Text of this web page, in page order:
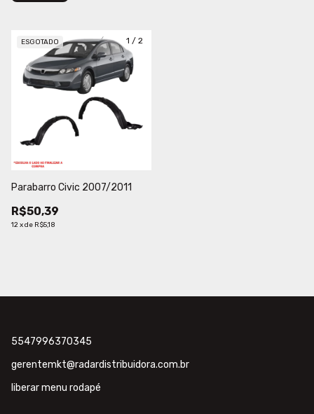
1 / 2
ESGOTADO
Parabarro Civic 2007/2011
R$50,39
12xde R$5,18
5547996370345
gerentemkt@radardistribuidora.com.br
liberar menu rodapé